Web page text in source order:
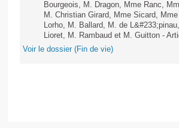
Bourgeois, M. Dragon, Mme Ranc,
M. Christian Girard, Mme Sicard,
Lorho, M. Ballard, M. de
Lioret, M. Rambaud et M. Guitton -
Voir le dossier (Fin de vie)